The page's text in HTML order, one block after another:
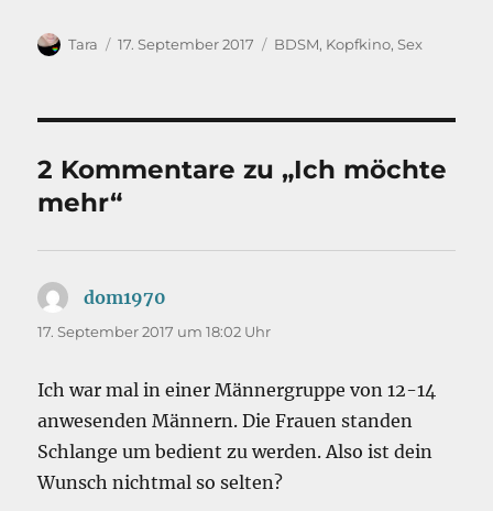
Autor
Tara
Veröffentlicht
17. September 2017 Kategorien
BDSM, Kopfkino,Sex
2 Kommentare zu „Ich möchte
mehr“
dom1970
17. September 2017 um 18:02 Uhr
Ich war mal in einer Männergruppe von 12-14
anwesenden Männern. Die Frauen standen
Schlange um bedient zu werden. Also ist dein
Wunsch nichtmal so selten?